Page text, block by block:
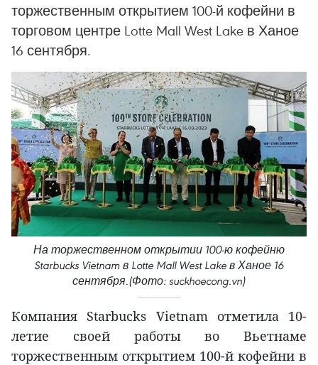
торжественным открытием 100-й кофейни в
торговом центре Lotte Mall West Lake в Ханое
16 сентября.
На торжественном открытии 100-ю кофейню
Starbucks Vietnam в Lotte Mall West Lake в Ханое 16
сентября.(Фото: suckhoecong.vn)
Компания Starbucks Vietnam отметила 10-
летие своей работы во Вьетнаме
торжественным открытием 100-й кофейни в